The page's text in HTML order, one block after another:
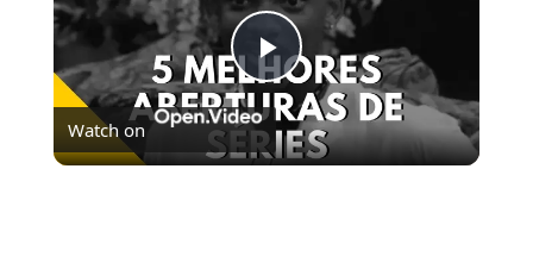
Play
Video
Watch on